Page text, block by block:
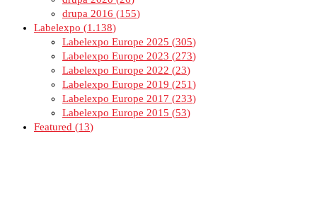
drupa 2016
155
Labelexpo
1.138
Labelexpo Europe 2025
305
Labelexpo Europe 2023
273
Labelexpo Europe 2022
23
Labelexpo Europe 2019
251
Labelexpo Europe 2017
233
Labelexpo Europe 2015
53
Featured
13